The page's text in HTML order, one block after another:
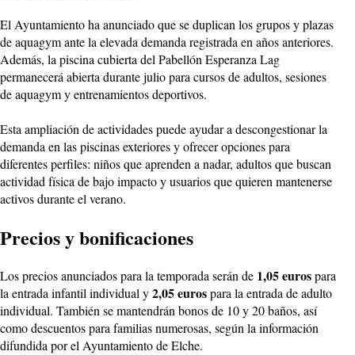
El Ayuntamiento ha anunciado que se duplican los grupos y plazas
de aquagym ante la elevada demanda registrada en años anteriores.
Además, la piscina cubierta del Pabellón Esperanza Lag
permanecerá abierta durante julio para cursos de adultos, sesiones
de aquagym y entrenamientos deportivos.
Esta ampliación de actividades puede ayudar a descongestionar la
demanda en las piscinas exteriores y ofrecer opciones para
diferentes perfiles: niños que aprenden a nadar, adultos que buscan
actividad física de bajo impacto y usuarios que quieren mantenerse
activos durante el verano.
Precios y bonificaciones
Los precios anunciados para la temporada serán de 1,05 eurospara
la entrada infantil individual y2,05 eurospara la entrada de adulto
individual. También se mantendrán bonos de 10 y 20 baños, así
como descuentos para familias numerosas, según la información
difundida por el Ayuntamiento de Elche.